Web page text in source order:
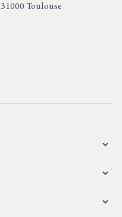
31000 Toulouse